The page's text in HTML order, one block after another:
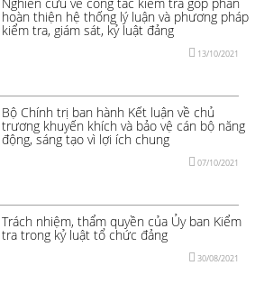
hoàn thiện hệ thống lý luận và phương pháp
kiểm tra, giám sát, kỷ luật đảng
13/10/2021
Bộ Chính trị ban hành Kết luận về chủ
trương khuyến khích và bảo vệ cán bộ năng
động, sáng tạo vì lợi ích chung
07/10/2021
Trách nhiệm, thẩm quyền của Ủy ban Kiểm
tra trong kỷ luật tổ chức đảng
30/08/2021